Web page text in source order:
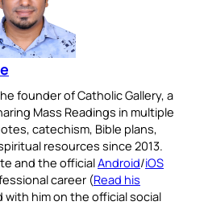
founder of Catholic Gallery, a
Mass Readings in multiple
catechism, Bible plans,
resources since 2013.
and the officialAndroid/iOS
career (Read his
him on the official social